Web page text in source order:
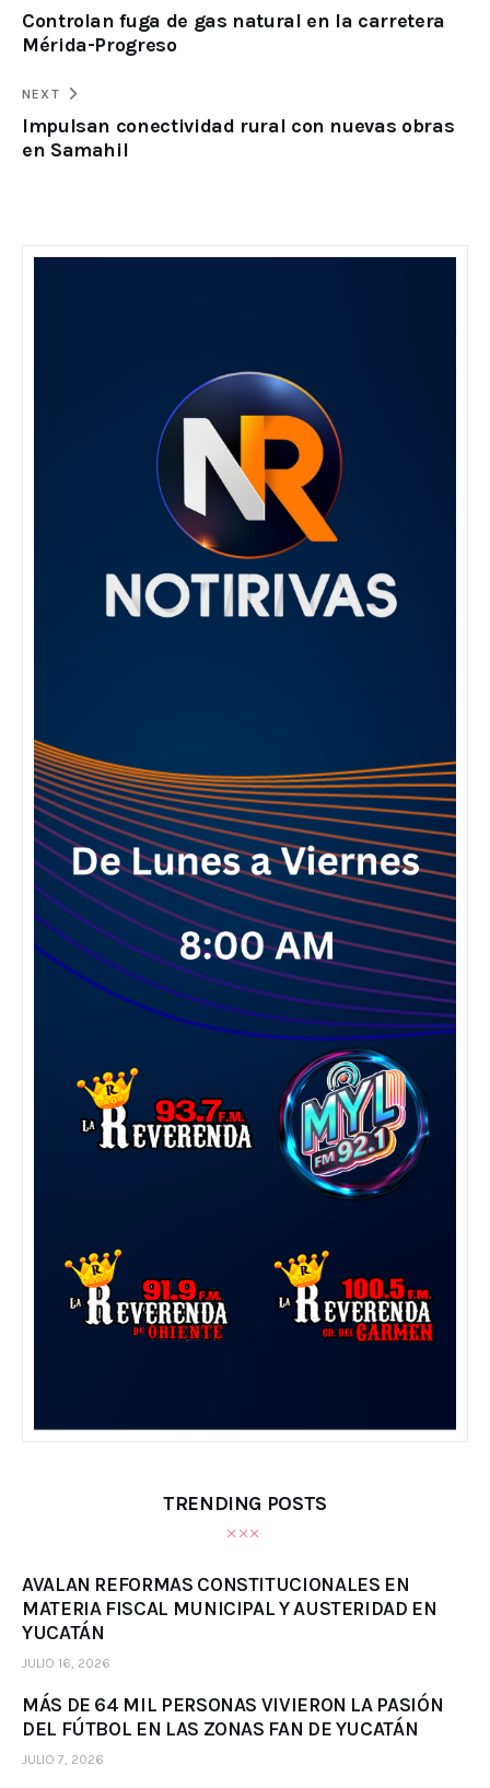
Controlan fuga de gas natural en la carretera
Mérida-Progreso
NEXT
Impulsan conectividad rural con nuevas obras
en Samahil
TRENDING POSTS
AVALAN REFORMAS CONSTITUCIONALES EN
MATERIA FISCAL MUNICIPAL Y AUSTERIDAD EN
YUCATÁN
JULIO 16, 2026
MÁS DE 64 MIL PERSONAS VIVIERON LA PASIÓN
DEL FÚTBOL EN LAS ZONAS FAN DE YUCATÁN
JULIO 7, 2026